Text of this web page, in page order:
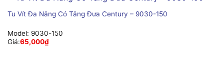
Tu Vít Đa Năng Có Tăng Đưa Century – 9030-150
Model: 9030-150
Giá:65,000₫